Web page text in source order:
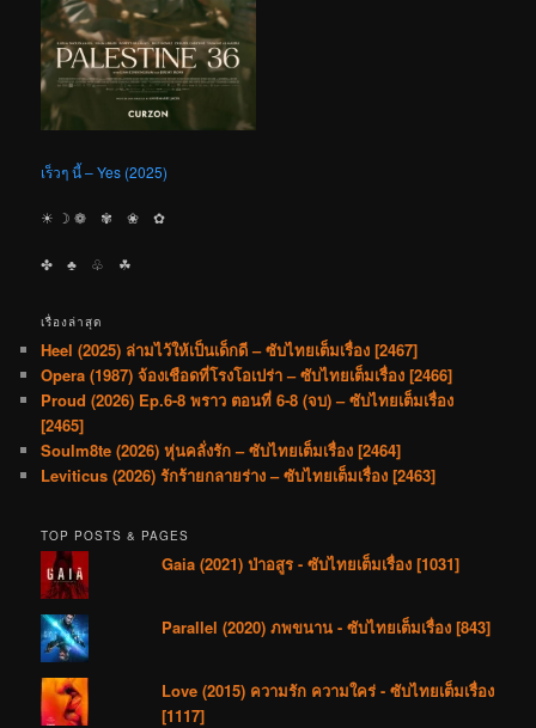
เร็วๆ นี้ – Yes (2025)
☀︎ ☽ ❁ ✾ ❀ ✿
✤ ♣︎ ♧ ☘︎
เรื่องล่าสุด
Heel (2025) ล่ามไว้ให้เป็นเด็กดี – ซับไทยเต็มเรื่อง [2467]
Opera (1987) จ้องเชือดที่โรงโอเปร่า – ซับไทยเต็มเรื่อง [2466]
Proud (2026) Ep.6-8 พราว ตอนที่ 6-8 (จบ) – ซับไทยเต็มเรื่อง
[2465]
Soulm8te (2026) หุ่นคลั่งรัก – ซับไทยเต็มเรื่อง [2464]
Leviticus (2026) รักร้ายกลายร่าง – ซับไทยเต็มเรื่อง [2463]
TOP POSTS & PAGES
Gaia (2021) ป่าอสูร - ซับไทยเต็มเรื่อง [1031]
Parallel (2020) ภพขนาน - ซับไทยเต็มเรื่อง [843]
Love (2015) ความรัก ความใคร่ - ซับไทยเต็มเรื่อง
[1117]